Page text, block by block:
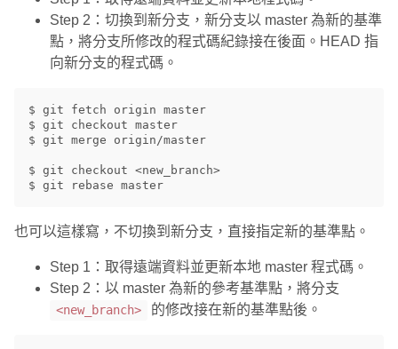
Step 2：切換到新分支，新分支以 master 為新的基準
點，將分支所修改的程式碼紀錄接在後面。HEAD 指
向新分支的程式碼。
$ git fetch origin master
$ git checkout master
$ git merge origin/master
$ git checkout <new_branch>
也可以這樣寫，不切換到新分支，直接指定新的基準點。
Step 1：取得遠端資料並更新本地 master 程式碼。
Step 2：以 master 為新的參考基準點，將分支
<new_branch> 的修改接在新的基準點後。